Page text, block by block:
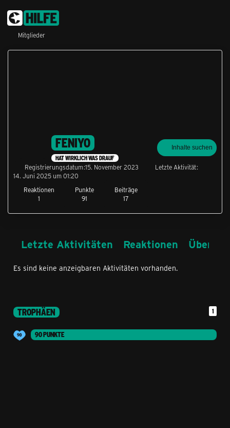
Mitglieder
FENIYO
HAT WIRKLICH WAS DRAUF
Reaktionen
1
Punkte
91
Beiträge
17
Inhalte suchen
Registrierungsdatum 15. November 2023
Letzte Aktivität
14. Juni 2025 um 01:20
Letzte Aktivitäten Reaktionen Über
Es sind keine anzeigbaren Aktivitäten vorhanden.
TROPHÄEN 1
90 PUNKTE